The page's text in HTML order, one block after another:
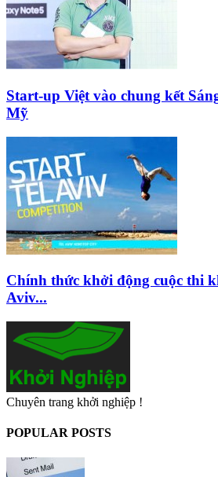
Start-up Việt vào chung kết
Mỹ
Chính thức khởi động cuộc thi
Aviv...
Chuyên trang khởi nghiệp !
POPULAR POSTS